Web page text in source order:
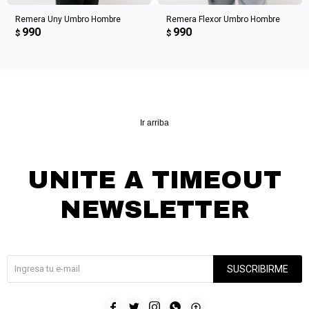
Remera Uny Umbro Hombre
$ 990
Remera Flexor Umbro Hombre
$ 990
Ir arriba
UNITE A TIMEOUT
NEWSLETTER
SUSCRIBIRME